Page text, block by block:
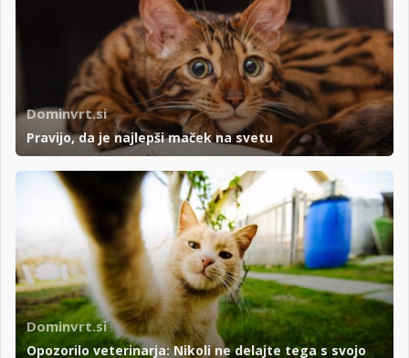
Dominvrt.si
Pravijo, da je najlepši maček na svetu
Dominvrt.si
Opozorilo veterinarja: Nikoli ne delajte tega s svojo